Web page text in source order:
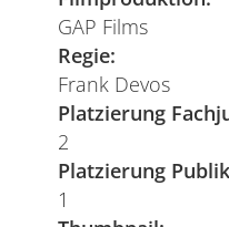
GAP Films
Regie:
Frank Devos
Platzierung
2
Platzierung
1